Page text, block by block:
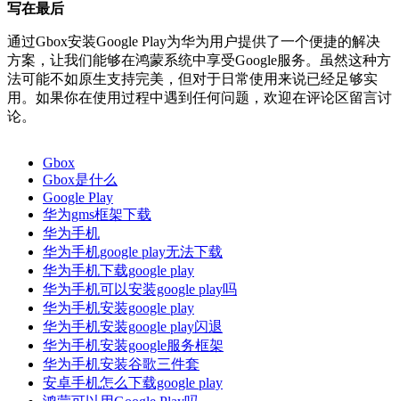
写在最后
通过Gbox安装Google Play为华为用户提供了一个便捷的解决
方案，让我们能够在鸿蒙系统中享受Google服务。虽然这种方
法可能不如原生支持完美，但对于日常使用来说已经足够实
用。如果你在使用过程中遇到任何问题，欢迎在评论区留言讨
论。
Gbox
Gbox是什么
Google Play
华为gms框架下载
华为手机
华为手机google play无法下载
华为手机下载google play
华为手机可以安装google play吗
华为手机安装google play
华为手机安装google play闪退
华为手机安装google服务框架
华为手机安装谷歌三件套
安卓手机怎么下载google play